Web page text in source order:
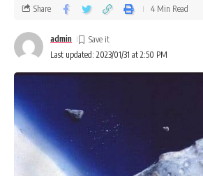
Last updated: 2023/01/31 at 2:50 PM
admin
Share 4 Min Read